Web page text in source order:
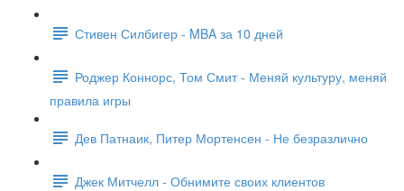
Стивен Силбигер - MBA за 10 дней
Роджер Коннорс, Том Смит - Меняй культуру, меняй
правила игры
Дев Патнаик, Питер Мортенсен - Не безразлично
Джек Митчелл - Обнимите своих клиентов